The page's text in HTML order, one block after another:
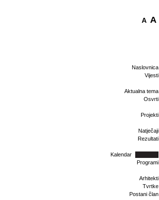
A A
Naslovnica
Vijesti
Aktualna tema
Osvrti
Projekti
Natječaji
Rezultati
Kalendar
Programi
Arhitekti
Tvrtke
Postani član